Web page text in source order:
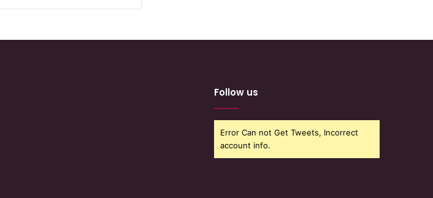
Follow us
Error Can not Get Tweets, Incorrect
account info.